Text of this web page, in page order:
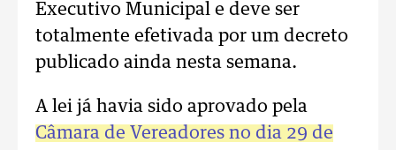
Executivo Municipal e deve ser
totalmente efetivada por um decreto
publicado ainda nesta semana.
A lei já havia sido aprovado pela
Câmara de Vereadores no dia 29 de